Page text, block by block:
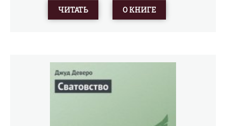
телешоу заставляет молодых людей увидеться… И
тотчас понять, что они просто созданы друг для друга и
сокровищ…
ЧИТАТЬ О КНИГЕ